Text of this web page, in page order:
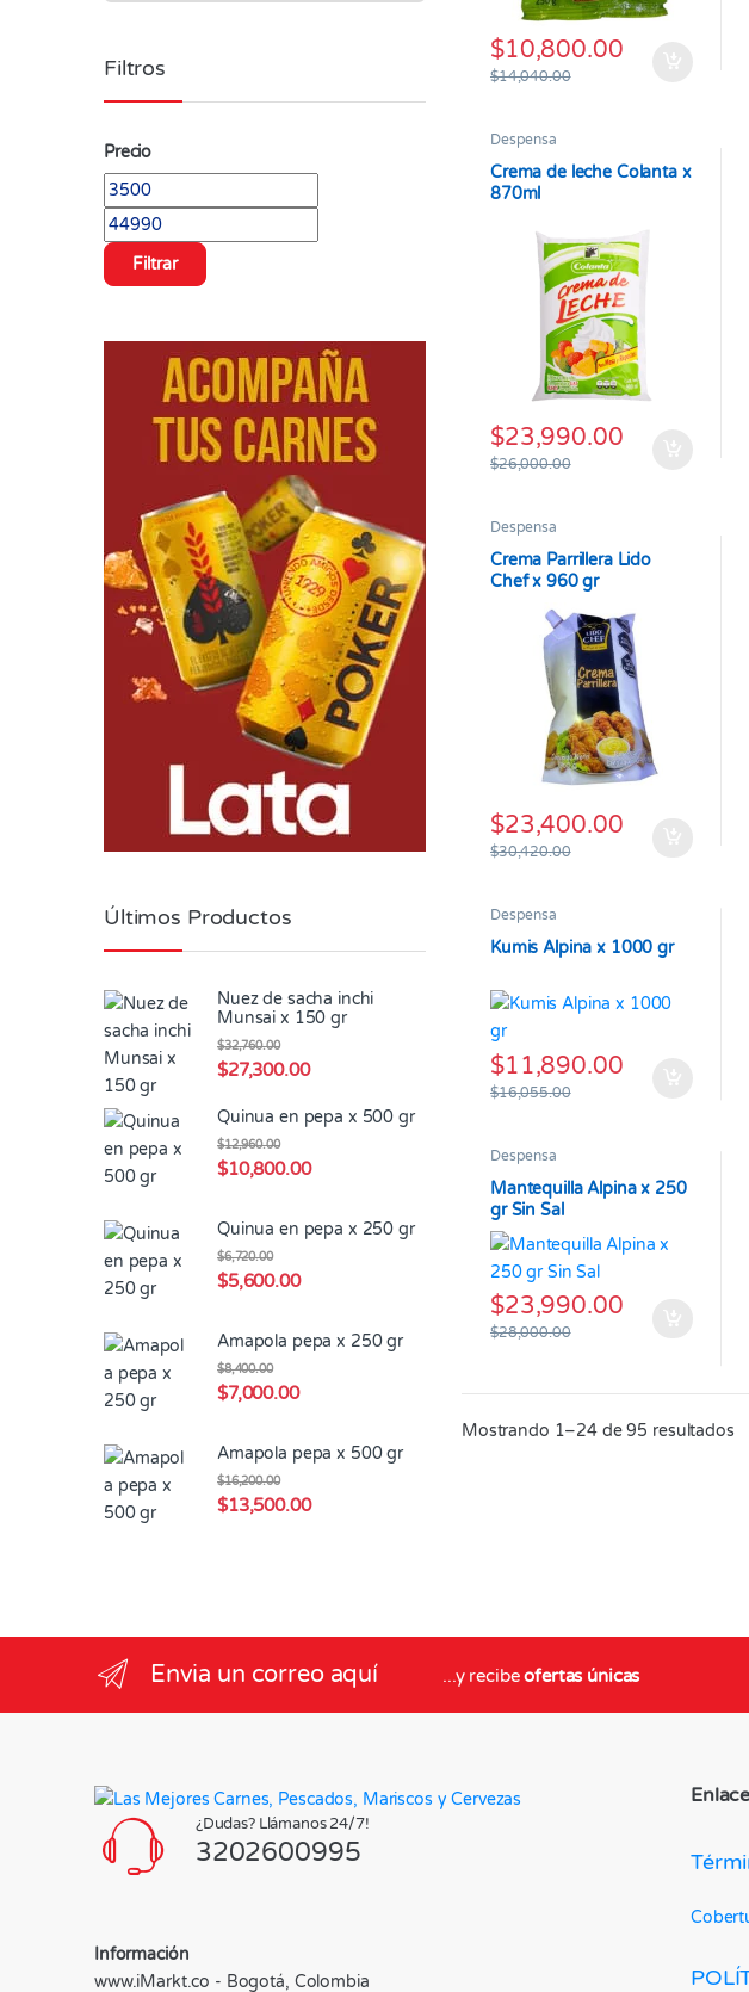
$10,800.00
$14,040.00
Despensa
Crema de leche Colanta x
870ml
$23,990.00
$26,000.00
Despensa
Crema Parrillera Lido
Chef x 960 gr
$23,400.00
$30,420.00
Despensa
Kumis Alpina x 1000 gr
$11,890.00
$16,055.00
Despensa
Mantequilla Alpina x 250
gr Sin Sal
$23,990.00
$28,000.00
Mostrando 1–24 de 95 resultados
Filtros
Precio
Precio mínimo
Precio máximo
Filtrar
Últimos Productos
Nuez de sacha inchi
Munsai x 150 gr
$27,300.00
$32,760.00
Quinua en pepa x 500 gr
$10,800.00
$12,960.00
Quinua en pepa x 250 gr
$5,600.00
$6,720.00
Amapola pepa x 250 gr
$7,000.00
$8,400.00
Amapola pepa x 500 gr
$13,500.00
$16,200.00
Envia un correo aquí ...y recibeofertas únicas
¿Dudas? Llámanos 24/7!
3202600995
Información
www.iMarkt.co - Bogotá, Colombia